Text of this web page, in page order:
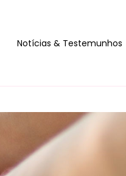
Notícias & Testemunhos